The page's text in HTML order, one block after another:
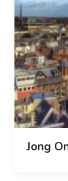
Jong